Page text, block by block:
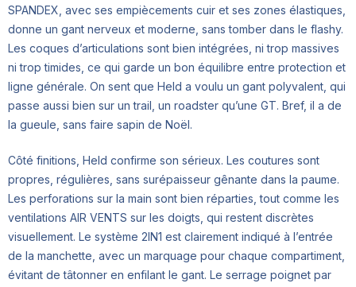
SPANDEX, avec ses empiècements cuir et ses zones élastiques,
donne un gant nerveux et moderne, sans tomber dans le flashy.
Les coques d’articulations sont bien intégrées, ni trop massives
ni trop timides, ce qui garde un bon équilibre entre protection et
ligne générale. On sent que Held a voulu un gant polyvalent, qui
passe aussi bien sur un trail, un roadster qu’une GT. Bref, il a de
la gueule, sans faire sapin de Noël.
Côté finitions, Held confirme son sérieux. Les coutures sont
propres, régulières, sans surépaisseur gênante dans la paume.
Les perforations sur la main sont bien réparties, tout comme les
ventilations AIR VENTS sur les doigts, qui restent discrètes
visuellement. Le système 2IN1 est clairement indiqué à l’entrée
de la manchette, avec un marquage pour chaque compartiment,
évitant de tâtonner en enfilant le gant. Le serrage poignet par